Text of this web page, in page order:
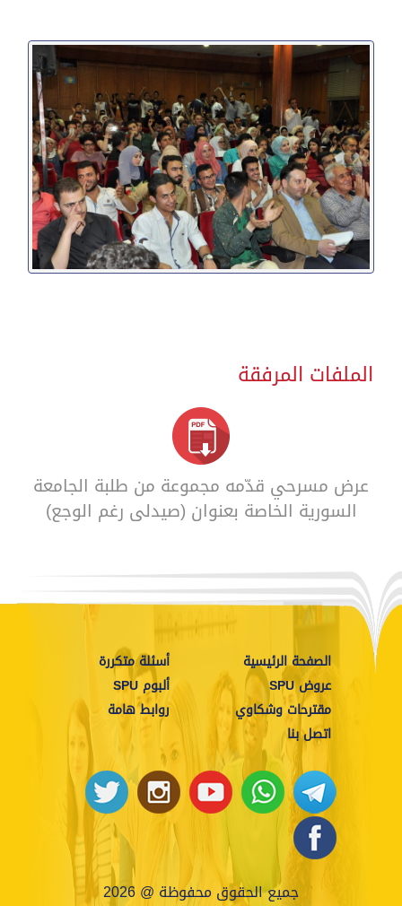
الملفات المرفقة
عرض مسرحي قدّمه مجموعة من طلبة الجامعة
السورية الخاصة بعنوان (صيدلي رغم الوجع)
الصفحة الرئيسية
أسئلة متكررة
عروض SPU
ألبوم SPU
مقترحات وشكاوي
روابط هامة
اتصل بنا
جميع الحقوق محفوظة @ 2026